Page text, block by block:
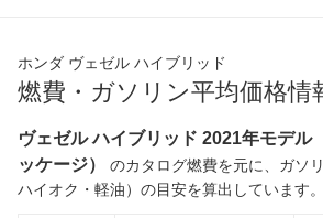
ホンダ ヴェゼル ハイブリッド
燃費・ガソリン平均価格情
ヴェゼル ハイブリッド 2021年モデル
ッケージ）
のカタログ燃費を元に、ガソ
ハイオク・軽油）の目安を算出しています。